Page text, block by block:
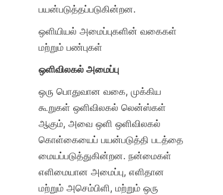
பயன்படுத்தப்படுகின்றன.
ஒளியியல் அமைப்புகளின் வகைகள்
மற்றும் பண்புகள்
ஒளிவிலகல் அமைப்பு
ஒரு பொதுவான வகை, முக்கிய
கூறுகள் ஒளிவிலகல் லென்ஸ்கள்
ஆகும், அவை ஒளி ஒளிவிலகல்
கொள்கையைப் பயன்படுத்தி படத்தை
மையப்படுத்துகின்றன. நன்மைகள்
எளிமையான அமைப்பு, எளிதான
மற்றும் அசெம்பிளி, மற்றும் ஒரு